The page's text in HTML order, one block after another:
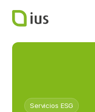
Servicios ESG